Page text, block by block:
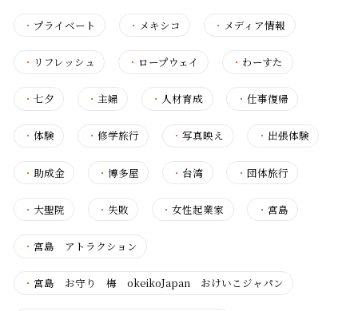
・ プライベート ・ メキシコ ・ メディア情報
・ リフレッシュ ・ ロープウェイ ・ わーすた
・ 七夕 ・主婦 ・ 人材育成 ・ 仕事復帰
・ 体験 ・修学旅行 ・写真映え ・ 出張体験
・ 助成金 ・博多屋 ・ 台湾 ・ 団体旅行
・ 大聖院 ・失敗 ・女性起業家 ・ 宮島
・ 宮島 アトラクション
・ 宮島 お守り 梅 okeikoJapan おけいこジャパン